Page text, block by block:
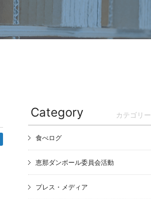
Category カテゴリー
食べログ
恵那ダンボール委員会活動
プレス・メディア